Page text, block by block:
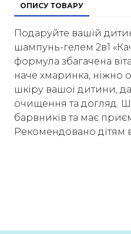
ОПИСУ ТОВАРУ
Подаруйте вашій
шампунь-гелем 2в1
формула збагачена
наче хмаринка, ніжно
шкіру вашої дитини,
очищення та догляд.
барвників та має
Рекомендовано дітям